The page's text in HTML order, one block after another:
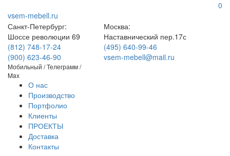
0
vsem-mebell.ru
Санкт-Петербург:
Шоссе революции 69
(812) 748-17-24
(900) 623-46-90
Мобильный / Телеграмм /
Max
Москва:
Наставнический пер.17с
(495) 640-99-46
vsem-mebell@mail.ru
О нас
Производство
Портфолио
Клиенты
ПРОЕКТЫ
Доставка
Контакты